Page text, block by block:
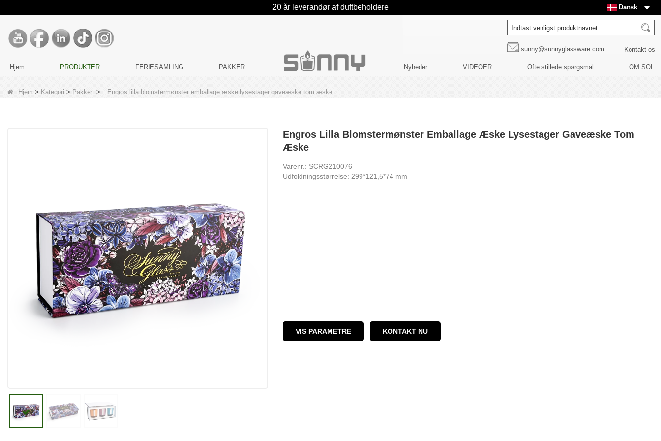
20 år leverandør af duftbeholdere Dansk
sunny@sunnyglassware.com Kontakt os
Hjem PRODUKTER FERIESAMLING PAKKER Nyheder VIDEOER Ofte stillede spørgsmål OM SOL
Hjem > Kategori > Pakker > Engros lilla blomstermønster emballage æske lysestager gaveæske tom æske
Engros Lilla Blomstermønster Emballage Æske Lysestager Gaveæske Tom
Æske
Varenr.: SCRG210076
Udfoldningsstørrelse: 299*121,5*74 mm
VIS PARAMETRE KONTAKT NU